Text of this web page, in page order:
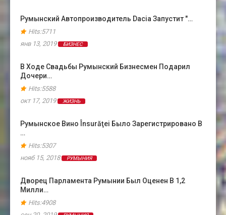
Румынский Автопроизводитель Dacia Запустит "…
Hits:5711
янв 13, 2019
БИЗНЕС
В Ходе Свадьбы Румынский Бизнесмен Подарил
Дочери…
Hits:5588
окт 17, 2019
ЖИЗНЬ
Румынское Вино Însurăţei Было Зарегистрировано В
…
Hits:5307
нояб 15, 2018
РУМЫНИЯ
Дворец Парламента Румынии Был Оценен В 1,2
Милли…
Hits:4908